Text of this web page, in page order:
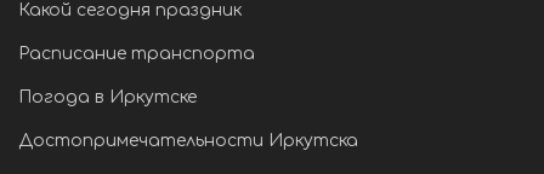
Какой сегодня праздник
Расписание транспорта
Погода в Иркутске
Достопримечательности Иркутска